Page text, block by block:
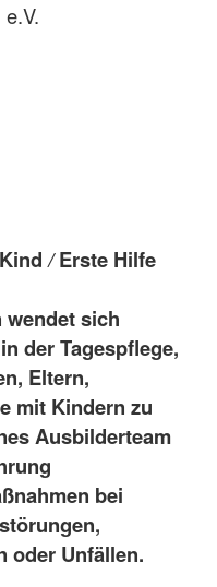
/Erste Hilfe
sich
der Tagespflege,
Eltern,
mit Kindern zu
Ausbilderteam
bei
oder Unfällen.